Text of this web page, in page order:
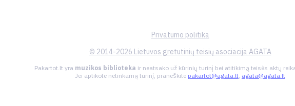
Privatumo politika
© 2014-2026 Lietuvos gretutinių teisių asociacija AGATA
Pakartot.lt yra muzikos biblioteka ir neatsako už kūrinių turinį bei atitikimą teisės aktų
Jei aptikote netinkamą turinį, praneškite pakartot@agata.lt, agata@agata.lt